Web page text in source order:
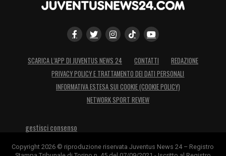
SCARICA L’APP DI JUVENTUS NEWS 24 CONTATTI
REDAZIONE
PRIVACY POLICY E TRATTAMENTO DEI DATI PERSONALI
INFORMATIVA ESTESA SUI COOKIE (COOKIE POLICY)
NETWORK SPORT REVIEW
gestisci consenso
Copyright 2026 © riproduzione riservata Juventus News 24 – Registro